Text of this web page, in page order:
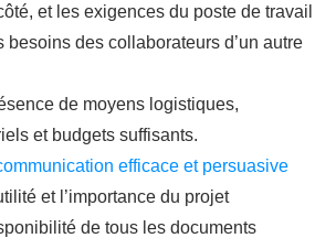
et les exigences du poste de travail
besoins des collaborateurs d’un autre
de moyens logistiques,
et budgets suffisants.
efficace et persuasive
et l’importance du projet
de tous les documents